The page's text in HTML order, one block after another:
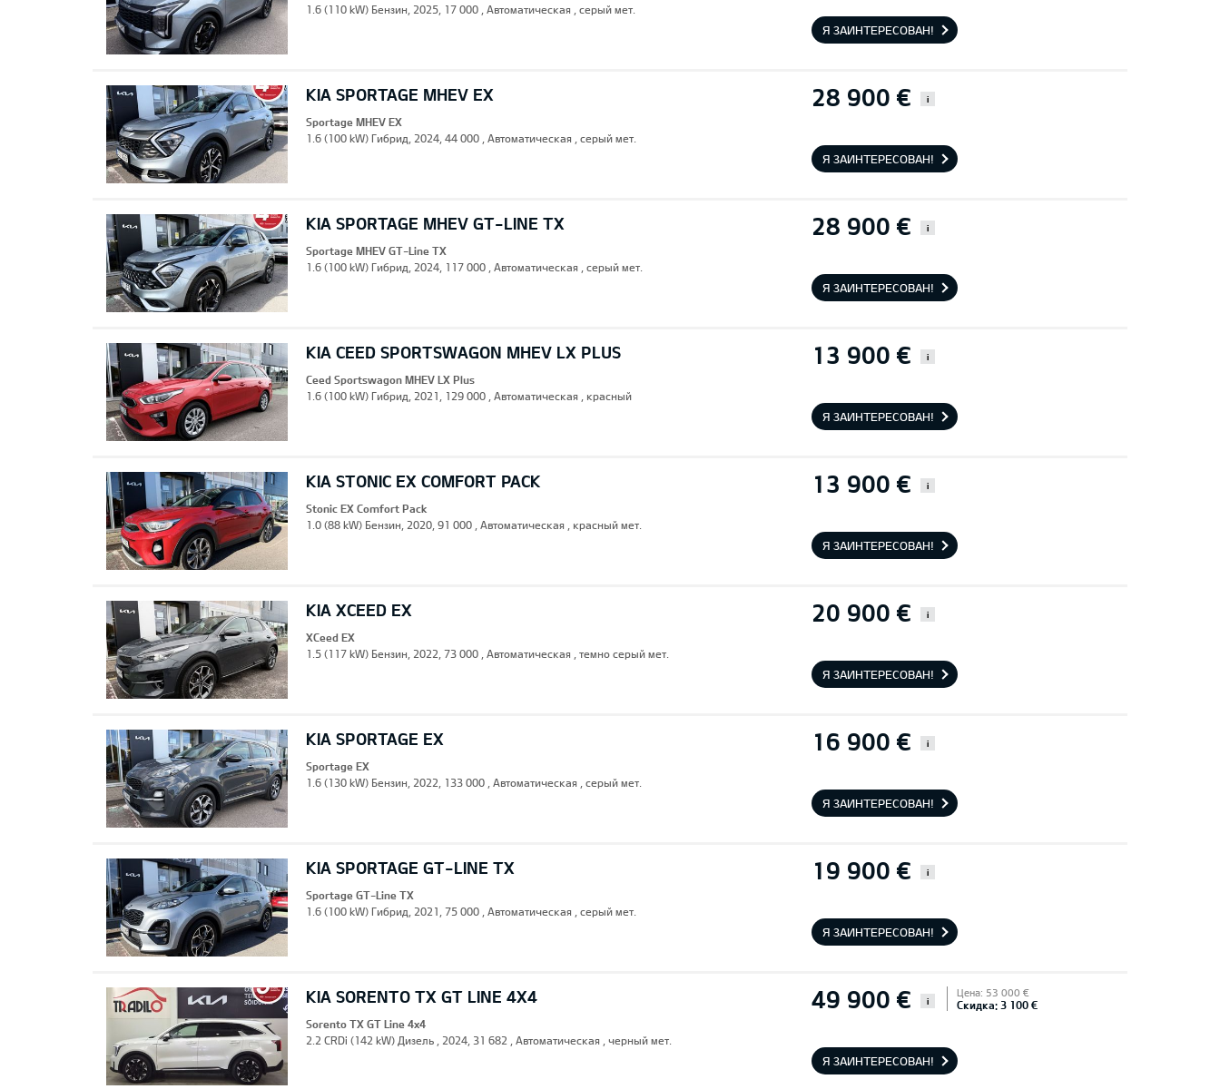
1.6 (110 kW) Бензин, 2025, 17 000 , Автоматическая , серый мет.
Я ЗАИНТЕРЕСОВАН!
KIA SPORTAGE MHEV EX 28 900 € i
Sportage MHEV EX
1.6 (100 kW) Гибрид, 2024, 44 000 , Автоматическая , серый мет.
Я ЗАИНТЕРЕСОВАН!
KIA SPORTAGE MHEV GT-LINE TX 28 900 € i
Sportage MHEV GT-Line TX
1.6 (100 kW) Гибрид, 2024, 117 000 , Автоматическая , серый мет.
Я ЗАИНТЕРЕСОВАН!
KIA CEED SPORTSWAGON MHEV LX PLUS 13 900 € i
Ceed Sportswagon MHEV LX Plus
1.6 (100 kW) Гибрид, 2021, 129 000 , Автоматическая , красный
Я ЗАИНТЕРЕСОВАН!
KIA STONIC EX COMFORT PACK 13 900 € i
Stonic EX Comfort Pack
1.0 (88 kW) Бензин, 2020, 91 000 , Автоматическая , красный мет.
Я ЗАИНТЕРЕСОВАН!
KIA XCEED EX 20 900 € i
XCeed EX
1.5 (117 kW) Бензин, 2022, 73 000 , Автоматическая , темно серый мет.
Я ЗАИНТЕРЕСОВАН!
KIA SPORTAGE EX 16 900 € i
Sportage EX
1.6 (130 kW) Бензин, 2022, 133 000 , Автоматическая , серый мет.
Я ЗАИНТЕРЕСОВАН!
KIA SPORTAGE GT-LINE TX 19 900 € i
Sportage GT-Line TX
1.6 (100 kW) Гибрид, 2021, 75 000 , Автоматическая , серый мет.
Я ЗАИНТЕРЕСОВАН!
KIA SORENTO TX GT LINE 4X4 49 900 € i
Цена: 53 000 €
Скидка: 3 100 €
Sorento TX GT Line 4x4
2.2 CRDi (142 kW) Дизель , 2024, 31 682 , Автоматическая , черный мет.
Я ЗАИНТЕРЕСОВАН!